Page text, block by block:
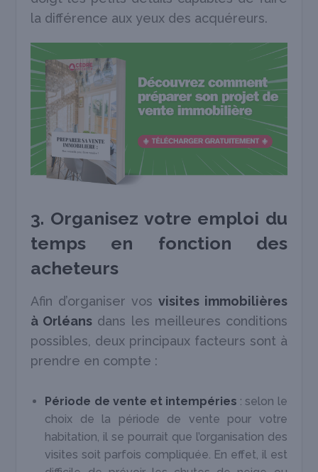
la différence aux yeux des acquéreurs.
3. Organisez votre emploi du
temps en fonction des
acheteurs
Afin d’organiser vos visites immobilières
à Orléans dans les meilleures conditions
possibles, deux principaux facteurs sont à
prendre en compte :
Période de vente et intempéries : selon le
choix de la période de vente pour votre
habitation, il se pourrait que l’organisation des
visites soit parfois compliquée. En effet, il est